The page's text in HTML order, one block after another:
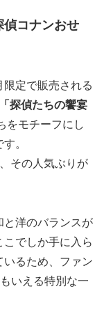
偵コナンおせ
限定で販売される
「探偵たちの饗宴
をモチーフにし
。
その人気ぶりが
と洋のバランスが
でしか手に入ら
いるため、ファン
いえる特別な一